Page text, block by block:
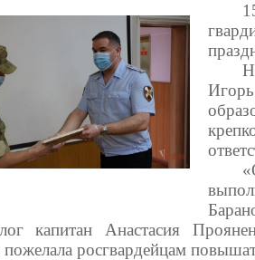
капитан Анастасия
пожелала росгвардейцам